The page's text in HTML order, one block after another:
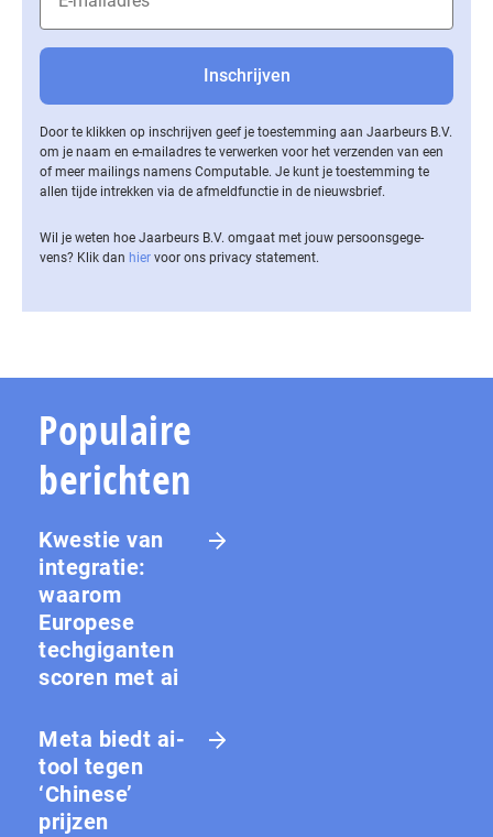
Door te klikken op inschrijven geef je toestemming aan Jaarbeurs B.V.
om je naam en e-mailadres te verwerken voor het verzenden van een
of meer mailings namens Computable. Je kunt je toestemming te
allen tijde intrekken via de af­meld­func­tie in de nieuwsbrief.
Wil je weten hoe Jaarbeurs B.V. omgaat met jouw per­soons­ge­ge­
vens? Klik dan hier voor ons privacy statement.
Populaire
berichten
Kwestie van
integratie:
waarom
Europese
techgiganten
scoren met ai
Meta biedt ai-
tool tegen
‘Chinese’
prijzen